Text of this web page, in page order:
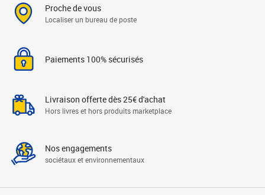
Proche de vous
Localiser un bureau de poste
Paiements 100% sécurisés
Livraison offerte dès 25€ d'achat
Hors livres et hors produits marketplace
Nos engagements
sociétaux et environnementaux